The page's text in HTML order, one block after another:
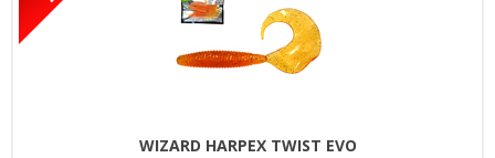
WIZARD HARPEX TWIST EVO